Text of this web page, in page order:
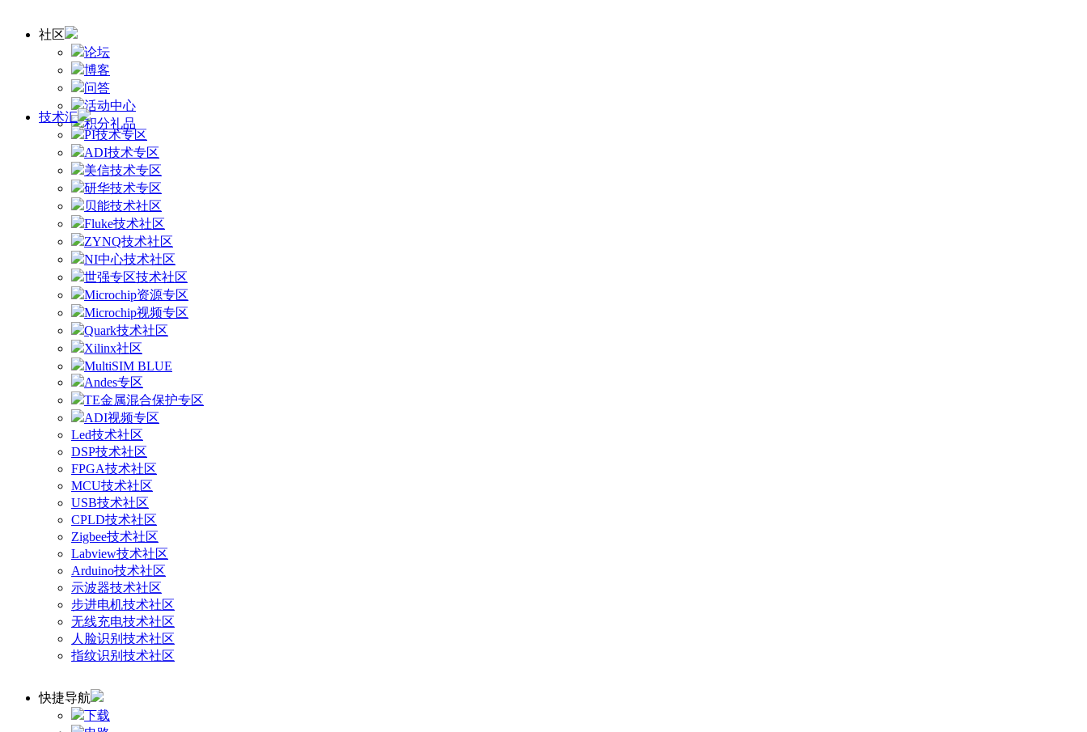
社区
论坛
博客
问答
活动中心
积分礼品
技术汇
PI技术专区
ADI技术专区
美信技术专区
研华技术专区
贝能技术社区
Fluke技术社区
ZYNQ技术社区
NI中心技术社区
世强专区技术社区
Microchip资源专区
Microchip视频专区
Quark技术社区
Xilinx社区
MultiSIM BLUE
Andes专区
TE金属混合保护专区
ADI视频专区
Led技术社区
DSP技术社区
FPGA技术社区
MCU技术社区
USB技术社区
CPLD技术社区
Zigbee技术社区
Labview技术社区
Arduino技术社区
示波器技术社区
步进电机技术社区
无线充电技术社区
人脸识别技术社区
指纹识别技术社区
快捷导航
下载